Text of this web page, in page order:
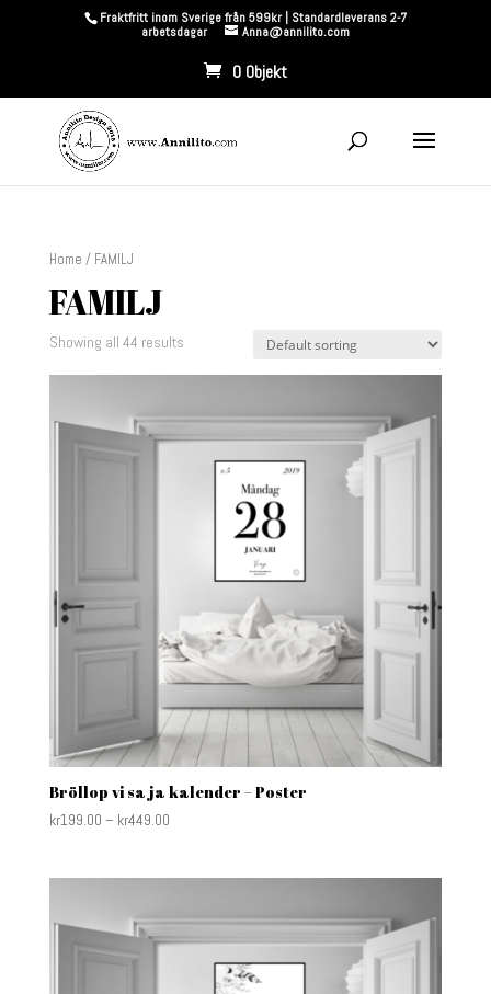
Fraktfritt inom Sverige från 599kr | Standardleverans 2-7
arbetsdagar
Anna@annilito.com
0 Objekt
Home / FAMILJ
FAMILJ
Showing all 44 results
Bröllop vi sa ja kalender – Poster
kr199.00 – kr449.00